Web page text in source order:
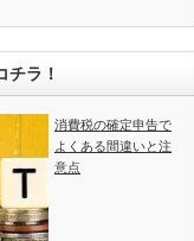
チラ！
消費税の確定申告で
よくある間違いと注
意点